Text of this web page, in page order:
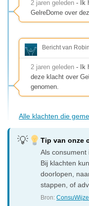
2 jaren geleden - Ik
GelreDome over
Bericht van
2 jaren geleden - Ik
deze klacht over
genomen.
Alle klachten die
Tip van onze
Als consument
Bij klachten
doorlopen,
stappen, of
Bron: